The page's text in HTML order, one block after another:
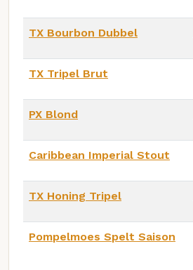
TX Bourbon Dubbel
TX Tripel Brut
PX Blond
Caribbean Imperial Stout
TX Honing Tripel
Pompelmoes Spelt Saison